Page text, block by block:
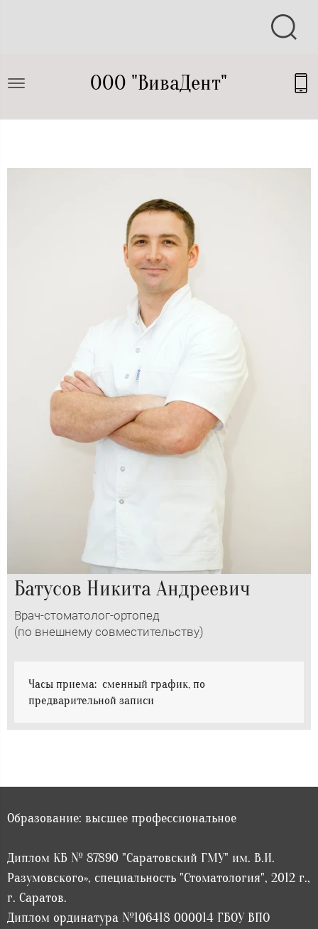
ООО "ВиваДент"
Батусов Никита Андреевич
Врач-стоматолог-ортопед
(по внешнему совместительству)
Часы приема: сменный график, по
предварительной записи
Образование: высшее профессиональное
Диплом КБ № 87890 "Саратовский ГМУ" им. В.И.
Разумовского», специальность "Стоматология", 2012 г.,
г. Саратов.
Диплом ординатура №106418 000014 ГБОУ ВПО